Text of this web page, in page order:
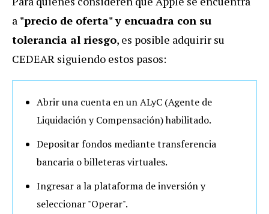
a "precio de oferta" y encuadra con su
tolerancia al riesgo, es posible adquirir su
CEDEAR siguiendo estos pasos:
Abrir una cuenta en un ALyC (Agente de
Liquidación y Compensación) habilitado.
Depositar fondos mediante transferencia
bancaria o billeteras virtuales.
Ingresar a la plataforma de inversión y
seleccionar "Operar".